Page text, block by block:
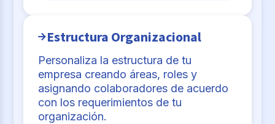
Estructura Organizacional
Personaliza la estructura de tu
empresa creando áreas, roles y
asignando colaboradores de acuerdo
con los requerimientos de tu
organización.